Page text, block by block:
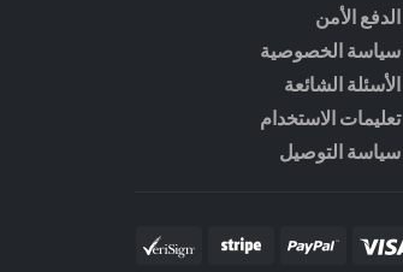
الدفع الأمن
سياسة الخصوصية
الأسئلة الشائعة
تعليمات الاستخدام
سياسة التوصيل